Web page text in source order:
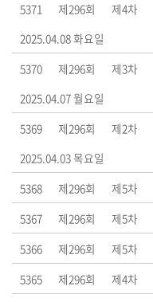
문
변
분
자
발
언
5371
제296회 제4차
2025.04.08 화요일
5370
제296회 제3차
2025.04.07 월요일
5369
제296회 제2차
2025.04.03 목요일
5368
제296회 제5차
5367
제296회 제5차
5366
제296회 제5차
5365
제296회 제4차